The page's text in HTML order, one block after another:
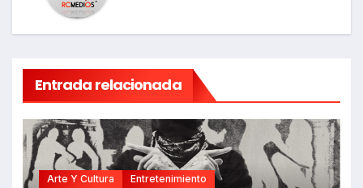
Entrada relacionada
Arte Y Cultura Entretenimiento